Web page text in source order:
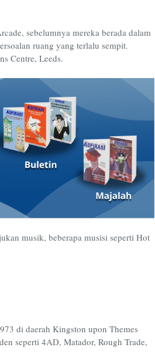
sebelumnya mereka berada dalam
ruang yang terlalu sempit.
Centre, Leeds.
musik, beberapa musisi seperti Hot
di daerah Kingston upon Themes
seperti 4AD, Matador, Rough Trade,